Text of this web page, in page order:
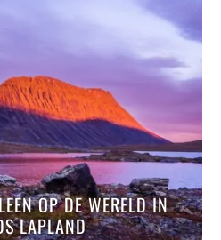
OP DE WERELD IN
LAPLAND